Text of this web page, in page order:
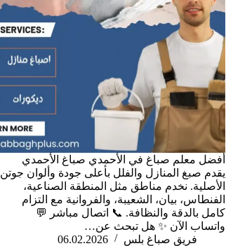
أفضل معلم صباغ في الأحمدي صباغ الأحمدي
يقدم صبغ المنازل والفلل بأعلى جودة وألوان جوتن
الأصلية. نخدم مناطق مثل المنطقة الصناعية،
الفنطاس، بيان، الشعيبة، والفروانية مع التزام
كامل بالدقة والنظافة. 📞 اتصال مباشر 💬
واتساب الآن ✨ هل تبحث عن…
فريق صباغ بلس
06.02.2026